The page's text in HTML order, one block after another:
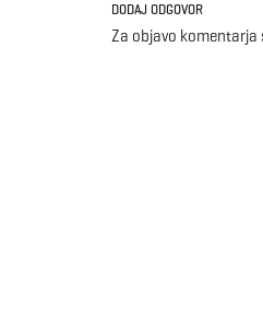
DODAJ ODGOVOR
Za objavo komentarja